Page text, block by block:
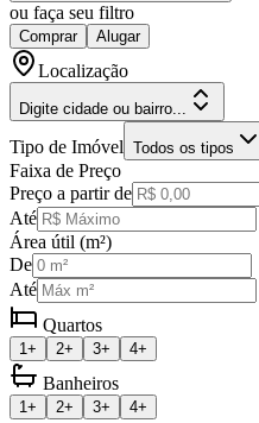
ou faça seu filtro
Comprar Alugar
Localização
Digite cidade ou bairro...
Tipo de Imóvel Todos os tipos
Faixa de Preço
Preço a partir de
Até
Área útil (m²)
De
Até
Quartos
1+ 2+ 3+ 4+
Banheiros
1+ 2+ 3+ 4+